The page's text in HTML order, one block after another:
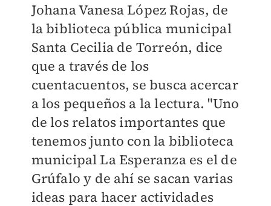
Johana Vanesa López Rojas, de
la biblioteca pública municipal
Santa Cecilia de Torreón, dice
que a través de los
cuentacuentos, se busca acercar
a los pequeños a la lectura. "Uno
de los relatos importantes que
tenemos junto con la biblioteca
municipal La Esperanza es el de
Grúfalo y de ahí se sacan varias
ideas para hacer actividades